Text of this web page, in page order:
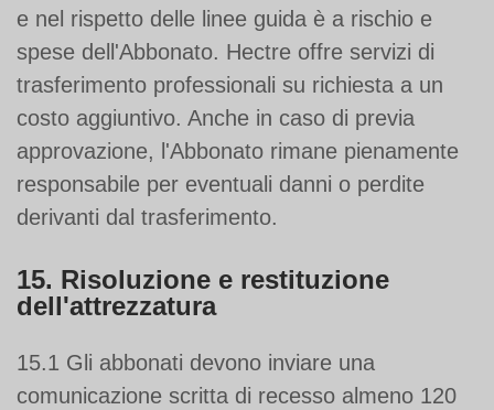
e nel rispetto delle linee guida è a rischio e
spese dell'Abbonato. Hectre offre servizi di
trasferimento professionali su richiesta a un
costo aggiuntivo. Anche in caso di previa
approvazione, l'Abbonato rimane pienamente
responsabile per eventuali danni o perdite
derivanti dal trasferimento.
15. Risoluzione e restituzione
dell'attrezzatura
15.1 Gli abbonati devono inviare una
comunicazione scritta di recesso almeno 120